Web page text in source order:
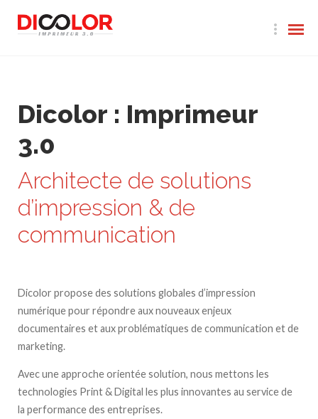
Dicolor : Imprimeur
3.0
Architecte de solutions
d’impression & de
communication
Dicolor propose des solutions globales d’impression
numérique pour répondre aux nouveaux enjeux
documentaires et aux problématiques de communication et de
marketing.
Avec une approche orientée solution, nous mettons les
technologies Print & Digital les plus innovantes au service de
la performance des entreprises.